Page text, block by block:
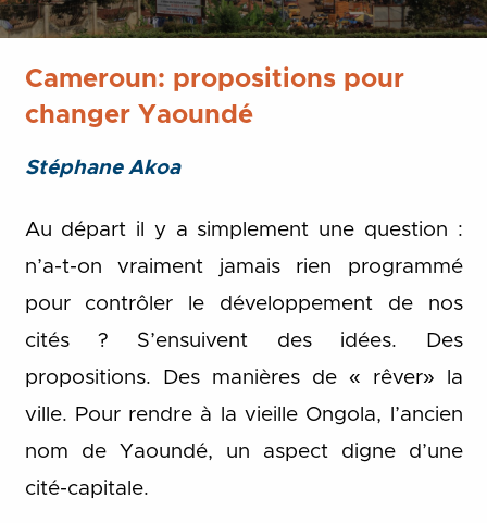
Cameroun: propositions pour
changer Yaoundé
Stéphane Akoa
Au départ il y a simplement une question :
n’a-t-on vraiment jamais rien programmé
pour contrôler le développement de nos
cités ? S’ensuivent des idées. Des
propositions. Des manières de « rêver» la
ville. Pour rendre à la vieille Ongola, l’ancien
nom de Yaoundé, un aspect digne d’une
cité-capitale.